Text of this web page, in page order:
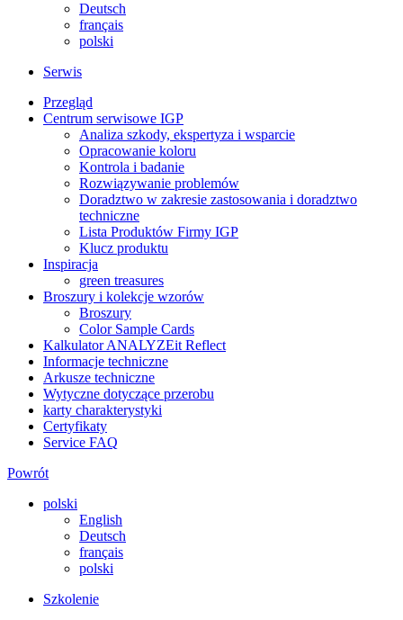
Deutsch
français
polski
Serwis
Przegląd
Centrum serwisowe IGP
Analiza szkody, ekspertyza i wsparcie
Opracowanie koloru
Kontrola i badanie
Rozwiązywanie problemów
Doradztwo w zakresie zastosowania i doradztwo
techniczne
Lista Produktów Firmy IGP
Klucz produktu
Inspiracja
green treasures
Broszury i kolekcje wzorów
Broszury
Color Sample Cards
Kalkulator ANALYZEit Reflect
Informacje techniczne
Arkusze techniczne
Wytyczne dotyczące przerobu
karty charakterystyki
Certyfikaty
Service FAQ
Powrót
polski
English
Deutsch
français
polski
Szkolenie